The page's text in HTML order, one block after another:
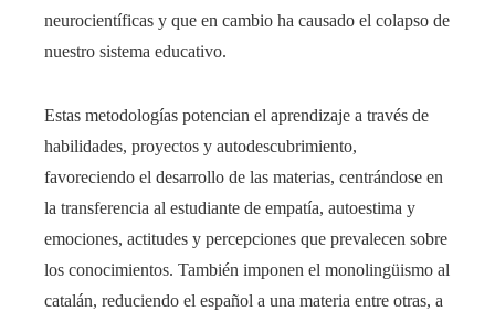
neurocientíficas y que en cambio ha causado el colapso de
nuestro sistema educativo.
Estas metodologías potencian el aprendizaje a través de
habilidades, proyectos y autodescubrimiento,
favoreciendo el desarrollo de las materias, centrándose en
la transferencia al estudiante de empatía, autoestima y
emociones, actitudes y percepciones que prevalecen sobre
los conocimientos. También imponen el monolingüismo al
catalán, reduciendo el español a una materia entre otras, a